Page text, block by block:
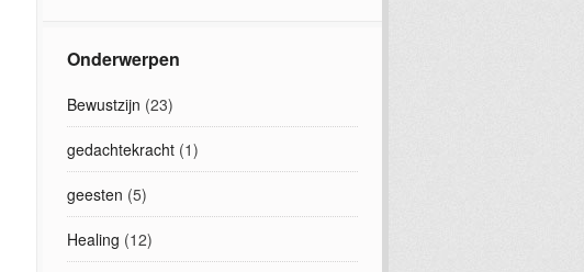
Onderwerpen
Bewustzijn (23)
gedachtekracht(1)
geesten (5)
Healing (12)